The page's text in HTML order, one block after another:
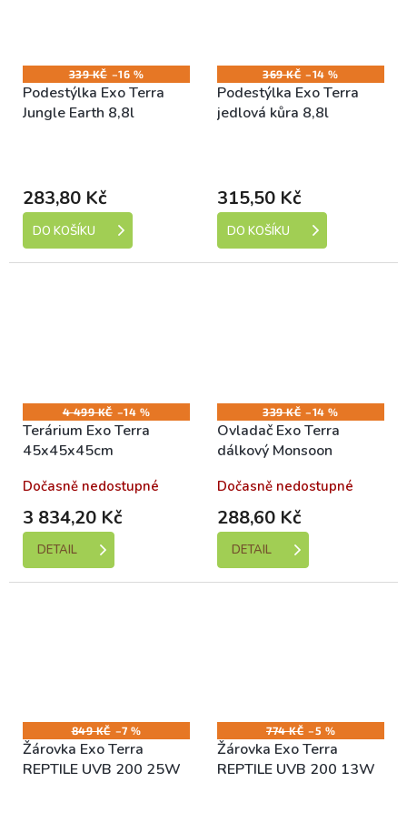
339 KČ –16 %
Podestýlka Exo Terra
Jungle Earth 8,8l
283,80 Kč
DO KOŠÍKU
369 KČ –14 %
Podestýlka Exo Terra
jedlová kůra 8,8l
315,50 Kč
DO KOŠÍKU
4 499 KČ –14 %
Terárium Exo Terra
45x45x45cm
Dočasně nedostupné
3 834,20 Kč
DETAIL
339 KČ –14 %
Ovladač Exo Terra
dálkový Monsoon
Dočasně nedostupné
288,60 Kč
DETAIL
849 KČ –7 %
Žárovka Exo Terra
REPTILE UVB 200 25W
774 KČ –5 %
Žárovka Exo Terra
REPTILE UVB 200 13W